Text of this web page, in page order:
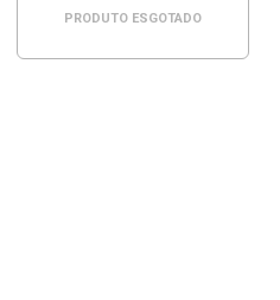
PRODUTO ESGOTADO